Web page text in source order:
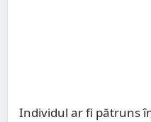
Individul ar fi pătruns